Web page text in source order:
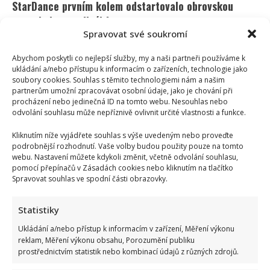
Spravovat své soukromí
Abychom poskytli co nejlepší služby, my a naši partneři používáme k
ukládání a/nebo přístupu k informacím o zařízeních, technologie jako
soubory cookies. Souhlas s těmito technologiemi nám a našim
partnerům umožní zpracovávat osobní údaje, jako je chování při
procházení nebo jedinečná ID na tomto webu. Nesouhlas nebo
odvolání souhlasu může nepříznivě ovlivnit určité vlastnosti a funkce.
Kliknutím níže vyjádřete souhlas s výše uvedeným nebo proveďte
podrobnější rozhodnutí. Vaše volby budou použity pouze na tomto
webu. Nastavení můžete kdykoli změnit, včetně odvolání souhlasu,
pomocí přepínačů v Zásadách cookies nebo kliknutím na tlačítko
Spravovat souhlas ve spodní části obrazovky.
Statistiky
Ukládání a/nebo přístup k informacím v zařízení, Měření výkonu
reklam, Měření výkonu obsahu, Porozumění publiku
prostřednictvím statistik nebo kombinací údajů z různých zdrojů.
StarDance prvním kolem odstartovalo obrovskou
nespokojenost diváků
Lenka Marousková 15. 10. 2024
První kolo StarDance máme za sebou a diváci jsou
opětovně nadšeni. Jednotlivé taneční výkony oceňují.
Co ovšem...
VíceRead
StarDance
prvním
kolem
odstartovalo
obrovskou
nespokojenost
Stránkování
příspěvků
Předchozí 1 2 3